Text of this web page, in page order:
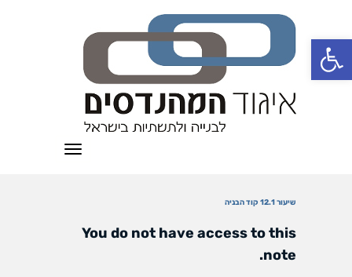
פתח סרגל נגישות
תפריט
שיעור 12.1 קוד הבניה
You do not have access to this
note.